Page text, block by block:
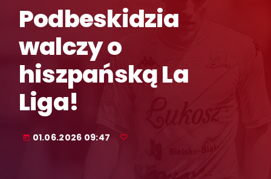
Podbeskidzia
walczy o
hiszpańską La
Liga!
today 01.06.2026 09:47